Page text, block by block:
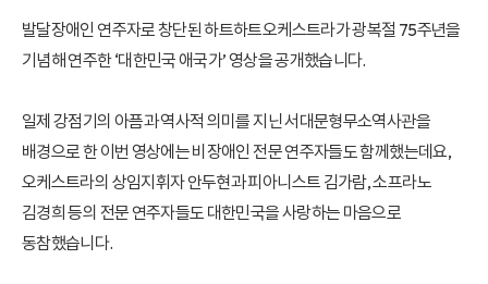
발달장애인 연주자로 창단된 하트하트오케스트라가 광복절 75주년을
기념해 연주한 ‘대한민국 애국가’ 영상을 공개했습니다.
일제 강점기의 아픔과 역사적 의미를 지닌 서대문형무소역사관을
배경으로 한 이번 영상에는 비장애인 전문 연주자들도 함께했는데요,
오케스트라의 상임지휘자 안두현과 피아니스트 김가람, 소프라노
김경희 등의 전문 연주자들도 대한민국을 사랑하는 마음으로
동참했습니다.